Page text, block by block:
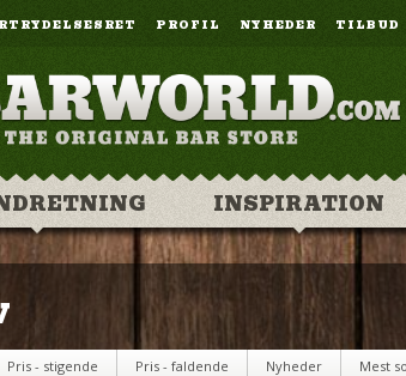
PROFIL NYHEDER TILBUD
INSPIRATION
Pris - stigende Pris - faldende Nyheder Mest